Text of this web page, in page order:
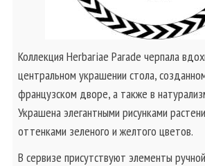
Коллекция Herbariae Parade черпала
центральном украшении стола,
французском дворе, а также в
Украшена элегантными рисунками
оттенками зеленого и желтого цветов.
В сервизе присутствуют элементы